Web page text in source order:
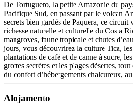
De Tortuguero, la petite Amazonie du
Pacifique Sud, en passant par le volcan
secrets bien gardés de Paquera, ce circuit
richesse naturelle et culturelle du Costa
mangroves, faune tropicale et chutes
jours, vous découvrirez la culture Tica,
plantations de café et de canne à sucre,
grottes secrètes et les plages désertes,
du confort d’hébergements chaleureux,
Alojamento